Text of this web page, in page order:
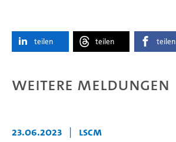
teilen teilen teilen
Weitere Meldungen
23.06.2023 | LSCM